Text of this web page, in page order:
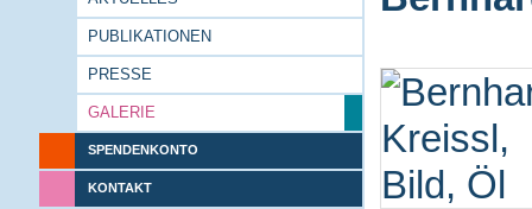
PUBLIKATIONEN
PRESSE
GALERIE
SPENDENKONTO
KONTAKT